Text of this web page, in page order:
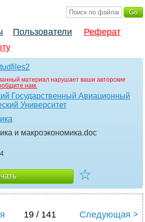
Пользователи
Реферат
материал нарушает ваши авторские
нам.
Государственный Авиационный
Университет
и макроэкономика.doc
☆
19 / 141 Следующая >